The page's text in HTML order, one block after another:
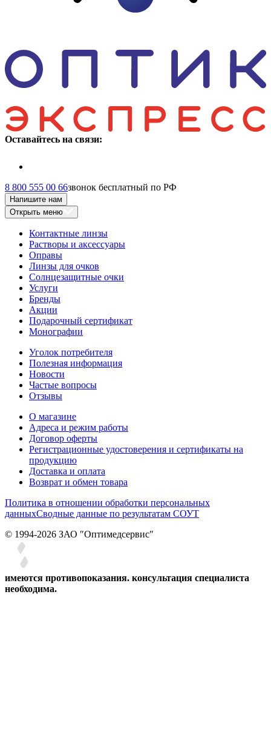
Оставайтесь на связи:
8 800 555 00 66звонок бесплатный по РФ
Напишите нам
Открыть меню
Контактные линзы
Растворы и аксессуары
Оправы
Линзы для очков
Солнцезащитные очки
Услуги
Бренды
Акции
Подарочный сертификат
Монографии
Уголок потребителя
Полезная информация
Новости
Частые вопросы
Отзывы
О магазине
Адреса и режим работы
Договор оферты
Регистрационные удостоверения и сертификаты на
продукцию
Доставка и оплата
Возврат и обмен товара
Политика в отношении обработки персональных
данныхСводные данные по результатам СОУТ
© 1994-2026 ЗАО ″Оптимедсервис″
имеются противопоказания. консультация специалиста
необходима.